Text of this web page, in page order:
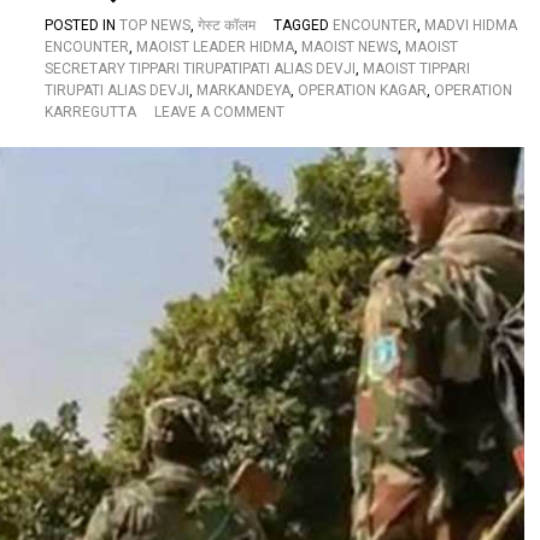
ने
गी
न
ई
पा
,
इ
न
मु
द्दों
प
र
हैं
स
ब
की
न
ज
रें
POSTED IN TOP NEWS, गेस्ट कॉलम TAGGED ENCOUNTER, MADVI HIDMA
ENCOUNTER, MAOIST LEADER HIDMA, MAOIST NEWS, MAOIST
SECRETARY TIPPARI TIRUPATIPATI ALIAS DEVJI , MAOIST TIPPARI
TIRUPATI ALIAS DEVJI , MARKANDEYA, OPERATION KAGAR, OPERATION
KARREGUTTA
LEAVE A COMMENTO
ओ
वा
दी
के
क
सा
न
प
र
वि
श्ले
ष
णा
त्म
ले